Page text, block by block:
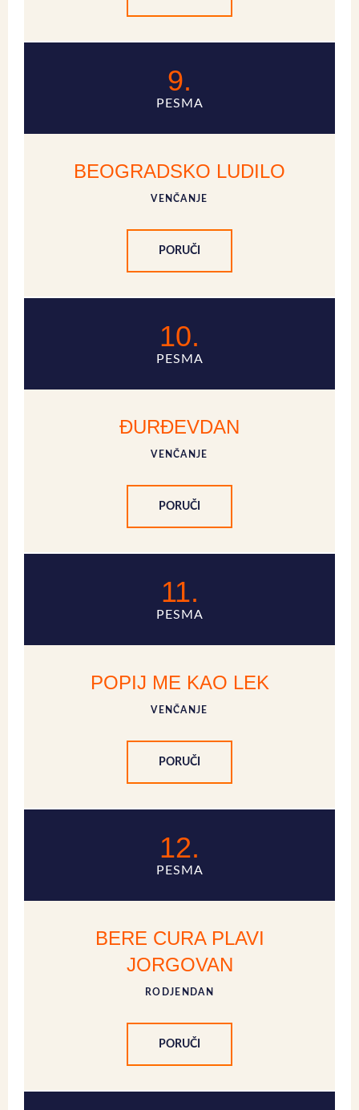
9.
PESMA
BEOGRADSKO LUDILO
VENČANJE
PORUČI
10.
PESMA
ĐURĐEVDAN
VENČANJE
PORUČI
11.
PESMA
POPIJ ME KAO LEK
VENČANJE
PORUČI
12.
PESMA
BERE CURA PLAVI
JORGOVAN
RODJENDAN
PORUČI